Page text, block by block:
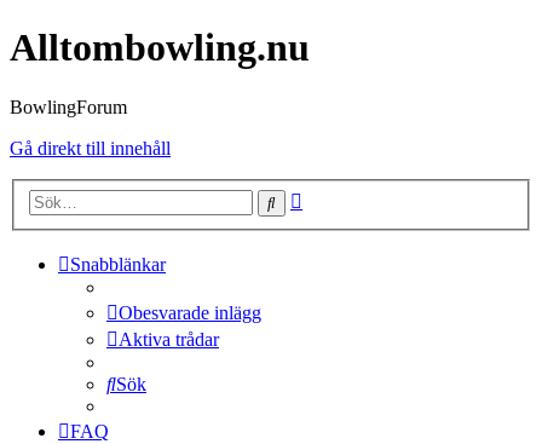
Alltombowling.nu
BowlingForum
Gå direkt till innehåll
Sök
Snabblänkar
Obesvarade inlägg
Aktiva trådar
Sök
FAQ